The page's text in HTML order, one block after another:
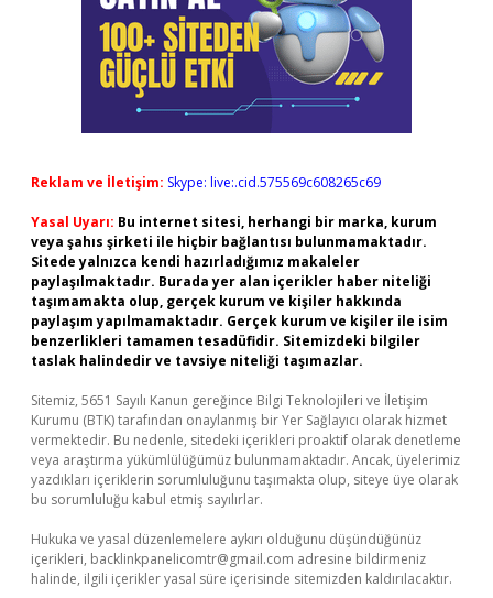
Reklam ve İletişim: Skype: live:.cid.575569c608265c69
Yasal Uyarı: Bu internet sitesi, herhangi bir marka, kurum
veya şahıs şirketi ile hiçbir bağlantısı bulunmamaktadır.
Sitede yalnızca kendi hazırladığımız makaleler
paylaşılmaktadır. Burada yer alan içerikler haber niteliği
taşımamakta olup, gerçek kurum ve kişiler hakkında
paylaşım yapılmamaktadır. Gerçek kurum ve kişiler ile isim
benzerlikleri tamamen tesadüfidir. Sitemizdeki bilgiler
taslak halindedir ve tavsiye niteliği taşımazlar.
Sitemiz, 5651 Sayılı Kanun gereğince Bilgi Teknolojileri ve İletişim
Kurumu (BTK) tarafından onaylanmış bir Yer Sağlayıcı olarak hizmet
vermektedir. Bu nedenle, sitedeki içerikleri proaktif olarak denetleme
veya araştırma yükümlülüğümüz bulunmamaktadır. Ancak, üyelerimiz
yazdıkları içeriklerin sorumluluğunu taşımakta olup, siteye üye olarak
bu sorumluluğu kabul etmiş sayılırlar.
Hukuka ve yasal düzenlemelere aykırı olduğunu düşündüğünüz
içerikleri, backlinkpanelicomtr@gmail.com adresine bildirmeniz
halinde, ilgili içerikler yasal süre içerisinde sitemizden kaldırılacaktır.